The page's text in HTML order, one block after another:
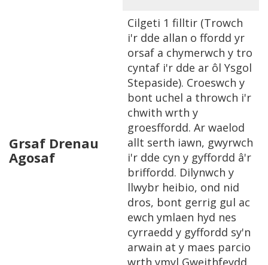
Grsaf Drenau
Agosaf
Cilgeti 1 filltir (Trowch
i'r dde allan o ffordd yr
orsaf a chymerwch y tro
cyntaf i'r dde ar ôl Ysgol
Stepaside). Croeswch y
bont uchel a throwch i'r
chwith wrth y
groesffordd. Ar waelod
allt serth iawn, gwyrwch
i'r dde cyn y gyffordd â'r
briffordd. Dilynwch y
llwybr heibio, ond nid
dros, bont gerrig gul ac
ewch ymlaen hyd nes
cyrraedd y gyffordd sy'n
arwain at y maes parcio
wrth ymyl Gweithfeydd